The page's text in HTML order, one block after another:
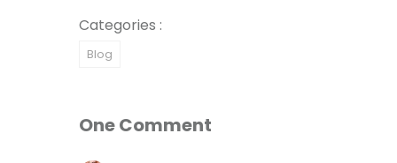
Categories :
Blog
One Comment